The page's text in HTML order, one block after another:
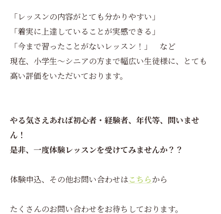
「レッスンの内容がとても分かりやすい」
「着実に上達していることが実感できる」
「今まで習ったことがないレッスン！」 など
現在、小学生～シニアの方まで幅広い生徒様に、とても
高い評価をいただいております。
やる気さえあれば初心者・経験者、年代等、問いませ
ん！
是非、一度体験レッスンを受けてみませんか？？
体験申込、その他お問い合わせはこちらから
たくさんのお問い合わせをお待ちしております。